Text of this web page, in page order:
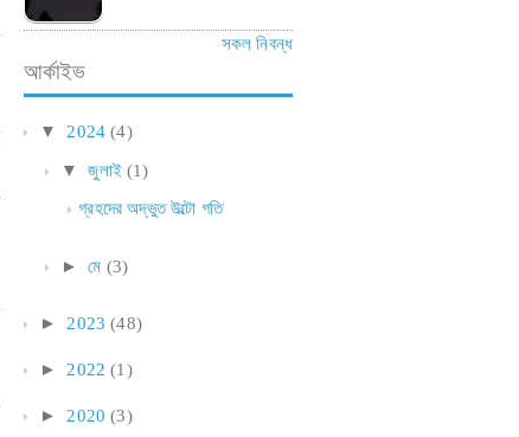
সকল নিবন্ধ
আর্কাইভ
▼ 2024 (4)
▼ জুলাই (1)
গ্রহদের অদ্ভুত উল্টো গতি
►মে (3)
►2023 (48)
► 2022 (1)
► 2020 (3)